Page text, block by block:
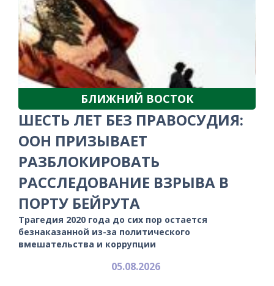
БЛИЖНИЙ ВОСТОК
ШЕСТЬ ЛЕТ БЕЗ ПРАВОСУДИЯ:
ООН ПРИЗЫВАЕТ
РАЗБЛОКИРОВАТЬ
РАССЛЕДОВАНИЕ ВЗРЫВА В
ПОРТУ БЕЙРУТА
Трагедия 2020 года до сих пор остается
безнаказанной из-за политического
вмешательства и коррупции
05.08.2026